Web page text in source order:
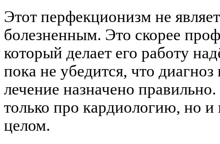
Этот перфекционизм не
болезненным. Это скорее
который делает его работу
пока не убедится, что
лечение назначено
только про кардиологию, но
целом.